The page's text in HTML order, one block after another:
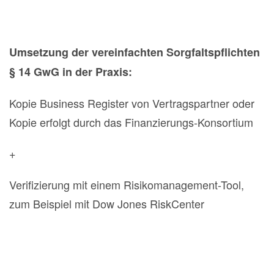
Umsetzung der vereinfachten Sorgfaltspflichten
§ 14 GwG in der Praxis:
Kopie Business Register von Vertragspartner oder
Kopie erfolgt durch das Finanzierungs-Konsortium
+
Verifizierung mit einem Risikomanagement-Tool,
zum Beispiel mit Dow Jones RiskCenter